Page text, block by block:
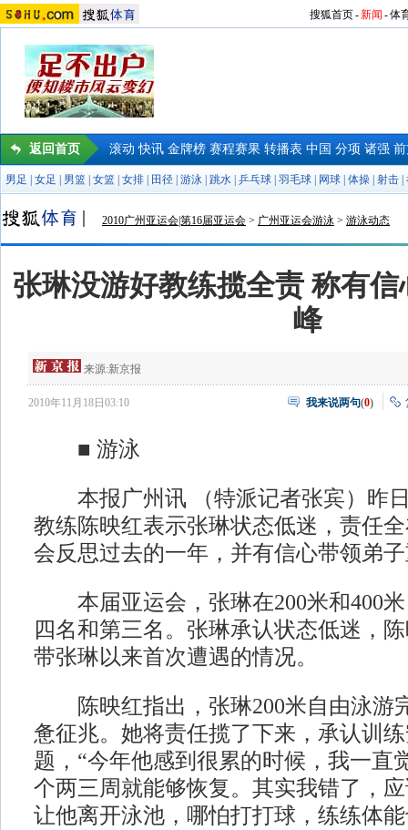
搜狐首页-新闻 -体
返回首页 滚动 快讯 金牌榜 赛程赛果 转播表 中国 分项 诸强
男足 女足 男篮 女篮 女排 田径 游泳 跳水 乒乓球 羽毛球 网球 体操 射击
2010广州亚运会|第16届亚运会 > 广州亚运会游泳 > 游泳动态
张琳没游好教练揽全责 称有
峰
来源:新京报
2010年11月18日03:10 我来说两句(0)
■ 游泳
本报广州讯 （特派记者张宾）昨日
教练陈映红表示张琳状态低迷，责任
会反思过去的一年，并有信心带领弟
本届亚运会，张琳在200米和400米
四名和第三名。张琳承认状态低迷，
带张琳以来首次遭遇的情况。
陈映红指出，张琳200米自由泳游
惫征兆。她将责任揽了下来，承认训
题，“今年他感到很累的时候，我一直
个两三周就能够恢复。其实我错了，
让他离开泳池，哪怕打打球，练练体